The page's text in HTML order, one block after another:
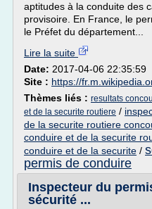
aptitudes à la conduite des
provisoire. En France, le
le Préfet du département...
Lire la suite
Date: 2017-04-06 22:35:59
Site : https://
Thèmes liés : resultats
et de la securite routiere /
de la securite routiere
conduire et de la securite
conduire et de la securite /
permis de conduire
Inspecteur du
sécurité ...